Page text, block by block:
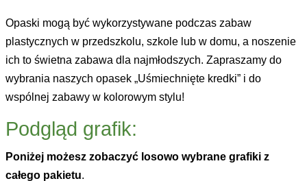
Opaski mogą być wykorzystywane podczas zabaw
plastycznych w przedszkolu, szkole lub w domu, a noszenie
ich to świetna zabawa dla najmłodszych. Zapraszamy do
wybrania naszych opasek „Uśmiechnięte kredki” i do
wspólnej zabawy w kolorowym stylu!
Podgląd grafik:
Poniżej możesz zobaczyć losowo wybrane grafiki z
całego pakietu.